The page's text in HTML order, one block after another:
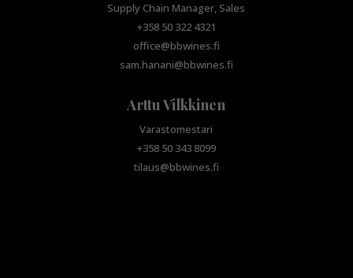
Supply Chain Manager, Sales
+358 50 322 4321
office@bbwines.fi
sam.hanani@bbwines.fi
Arttu Vilkkinen
Varastomestari
+358 50 343 8099
tilaus@bbwines.fi